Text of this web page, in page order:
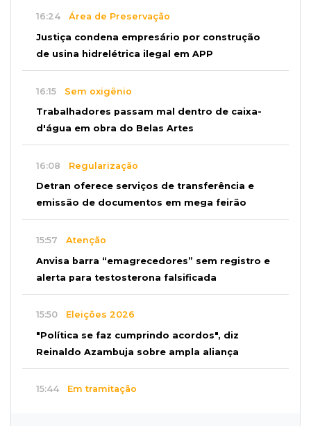
16:24 Área de Preservação
Justiça condena empresário por construção
de usina hidrelétrica ilegal em APP
16:15 Sem oxigênio
Trabalhadores passam mal dentro de caixa-
d'água em obra do Belas Artes
16:08 Regularização
Detran oferece serviços de transferência e
emissão de documentos em mega feirão
15:57 Atenção
Anvisa barra “emagrecedores” sem registro e
alerta para testosterona falsificada
15:50 Eleições 2026
"Política se faz cumprindo acordos", diz
Reinaldo Azambuja sobre ampla aliança
15:44 Em tramitação